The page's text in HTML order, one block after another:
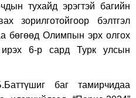
тухайд эрэгтэй багийн
зорилготойгоор бэлтгэл
бөгөөд Олимпын эрх олгох
6-р сард Турк улсын
баг тамирчидаа